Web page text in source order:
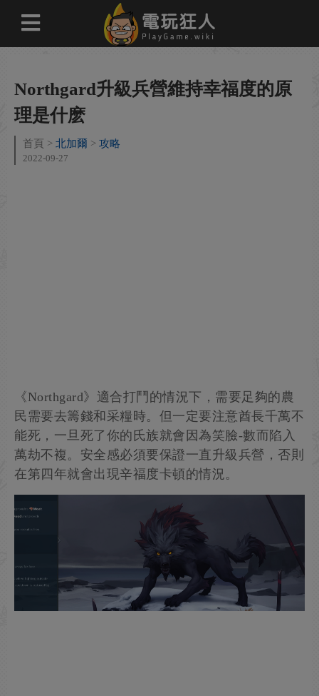
Northgard升級兵營維持幸福度的原
理是什麽
首頁 北加爾 攻略
2022-09-27
《Northgard》適合打鬥的情況下，需要足夠的農
民需要去籌錢和采糧時。但一定要注意酋長千萬不
能死，一旦死了你的氏族就會因為笑臉-數而陷入
萬劫不複。安全感必須要保證一直升級兵營，否則
在第四年就會出現辛福度卡頓的情況。